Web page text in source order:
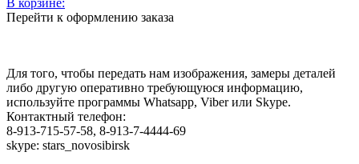
Перейти к оформлению заказа
Для того, чтобы передать нам изображения, замеры деталей
либо другую оперативно требующуюся информацию,
используйте программы Whatsapp, Viber или Skype.
Контактный телефон:
8-913-715-57-58, 8-913-7-4444-69
skype: stars_novosibirsk